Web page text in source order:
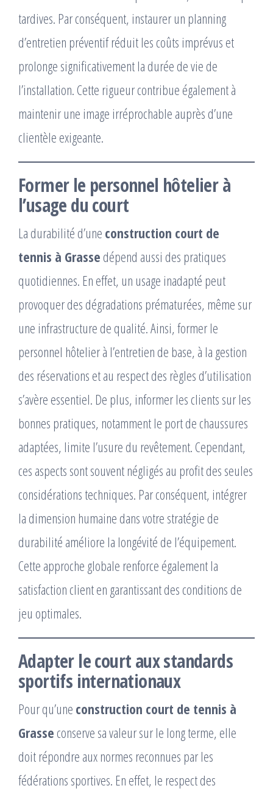
tardives. Par conséquent, instaurer un planning
d’entretien préventif réduit les coûts imprévus et
prolonge significativement la durée de vie de
l’installation. Cette rigueur contribue également à
maintenir une image irréprochable auprès d’une
clientèle exigeante.
Former le personnel hôtelier à
l’usage du court
La durabilité d’une construction court de
tennis à Grasse dépend aussi des pratiques
quotidiennes. En effet, un usage inadapté peut
provoquer des dégradations prématurées, même sur
une infrastructure de qualité. Ainsi, former le
personnel hôtelier à l’entretien de base, à la gestion
des réservations et au respect des règles d’utilisation
s’avère essentiel. De plus, informer les clients sur les
bonnes pratiques, notamment le port de chaussures
adaptées, limite l’usure du revêtement. Cependant,
ces aspects sont souvent négligés au profit des seules
considérations techniques. Par conséquent, intégrer
la dimension humaine dans votre stratégie de
durabilité améliore la longévité de l’équipement.
Cette approche globale renforce également la
satisfaction client en garantissant des conditions de
jeu optimales.
Adapter le court aux standards
sportifs internationaux
Pour qu’une construction court de tennis à
Grasse conserve sa valeur sur le long terme, elle
doit répondre aux normes reconnues par les
fédérations sportives. En effet, le respect des